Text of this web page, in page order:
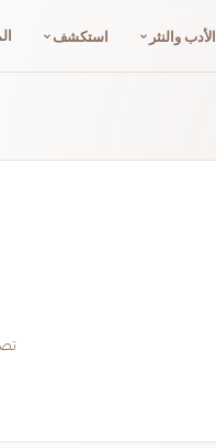
الأدب والنثر استكشف